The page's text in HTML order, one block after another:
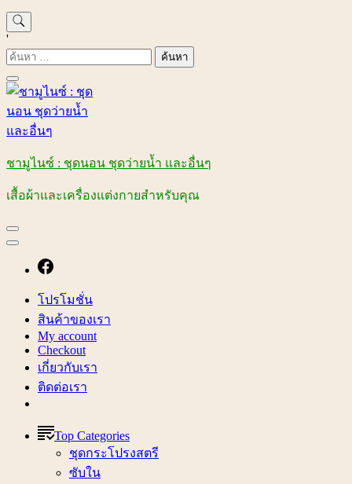
'
ค้นหา
สำหรับ:
ชามูไนซ์ : ชุดนอน ชุดว่ายน้ำ และอื่นๆ
เสื้อผ้าและเครื่องแต่งกายสำหรับคุณ
โปรโมชั่น
สินค้าของเรา
My account
Checkout
เกี่ยวกับเรา
ติดต่อเรา
Top Categories
ชุดกระโปรงสตรี
ซับใน